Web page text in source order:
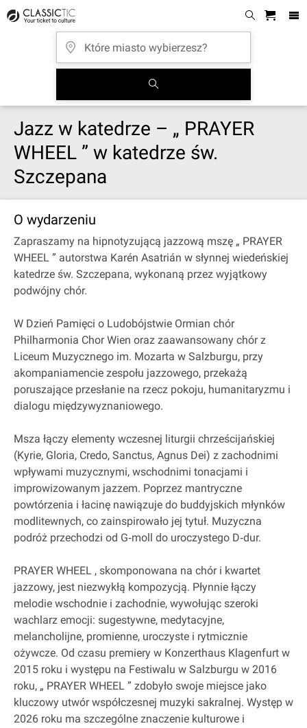
Jazz w katedrze – „ PRAYER
WHEEL ” w katedrze św.
Szczepana
O wydarzeniu
Zapraszamy na hipnotyzującą jazzową mszę „ PRAYER
WHEEL ” autorstwa Karén Asatrián w słynnej wiedeńskiej
katedrze św. Szczepana, wykonaną przez wyjątkowy
podwójny chór.
W Dzień Pamięci o Ludobójstwie Ormian chór
Philharmonia Chor Wien oraz zaawansowany chór z
Liceum Muzycznego im. Mozarta w Salzburgu, przy
akompaniamencie zespołu jazzowego, przekażą
poruszające przesłanie na rzecz pokoju, humanitaryzmu i
dialogu międzywyznaniowego.
Msza łączy elementy wczesnej liturgii chrześcijańskiej
(Kyrie, Gloria, Credo, Sanctus, Agnus Dei) z zachodnimi
wpływami muzycznymi, wschodnimi tonacjami i
improwizowanym jazzem. Poprzez mantryczne
powtórzenia i łacinę nawiązuje do buddyjskich młynków
modlitewnych, co zainspirowało jej tytuł. Muzyczna
podróż przechodzi od G‐moll do uroczystego D‐dur.
PRAYER WHEEL , skomponowana na chór i kwartet
jazzowy, jest niezwykłą kompozycją. Płynnie łączy
melodie wschodnie i zachodnie, wywołując szeroki
wachlarz emocji: sugestywne, medytacyjne,
melancholijne, promienne, uroczyste i rytmicznie
ożywcze. Od czasu premiery w Konzerthaus Klagenfurt w
2015 roku i występu na Festiwalu w Salzburgu w 2016
roku, „ PRAYER WHEEL ” zdobyło swoje miejsce jako
kluczowy utwór współczesnej muzyki sakralnej. Występ w
2026 roku ma szczególne znaczenie kulturowe i